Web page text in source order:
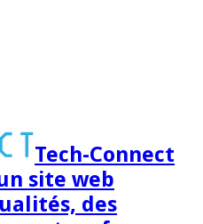
Tech-Connect
site web
des